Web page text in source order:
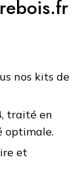
nos kits de
, traité en
optimale.
et